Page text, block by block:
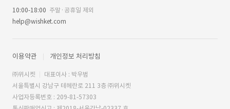
10:00-18:00 주말·공휴일 제외
help@wishket.com
이용약관 개인정보 처리방침
㈜위시켓
대표이사 : 박우범
서울특별시 강남구 테헤란로 211 3층 ㈜위시켓
사업자등록번호 : 209-81-57303